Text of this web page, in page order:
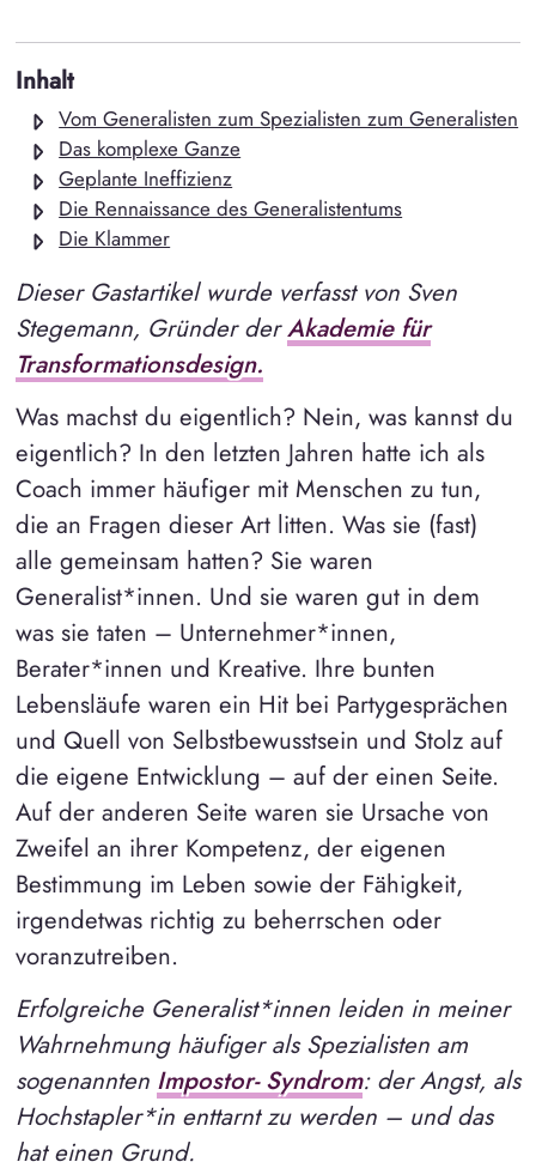
Inhalt
Vom Generalisten zum Spezialisten zum Generalisten
Das komplexe Ganze
Geplante Ineffizienz
Die Rennaissance des Generalistentums
Die Klammer
Dieser Gastartikel wurde verfasst von Sven
Stegemann, Gründer derAkademie für
Transformationsdesign.
Was machst du eigentlich? Nein, was kannst du
eigentlich? In den letzten Jahren hatte ich als
Coach immer häufiger mit Menschen zu tun,
die an Fragen dieser Art litten. Was sie (fast)
alle gemeinsam hatten? Sie waren
Generalist*innen. Und sie waren gut in dem
was sie taten – Unternehmer*innen,
Berater*innen und Kreative. Ihre bunten
Lebensläufe waren ein Hit bei Partygesprächen
und Quell von Selbstbewusstsein und Stolz auf
die eigene Entwicklung – auf der einen Seite.
Auf der anderen Seite waren sie Ursache von
Zweifel an ihrer Kompetenz, der eigenen
Bestimmung im Leben sowie der Fähigkeit,
irgendetwas richtig zu beherrschen oder
voranzutreiben.
Erfolgreiche Generalist*innen leiden in meiner
Wahrnehmung häufiger als Spezialisten am
sogenannten Impostor- Syndrom: der Angst, als
Hochstapler*in enttarnt zu werden – und das
hat einen Grund.